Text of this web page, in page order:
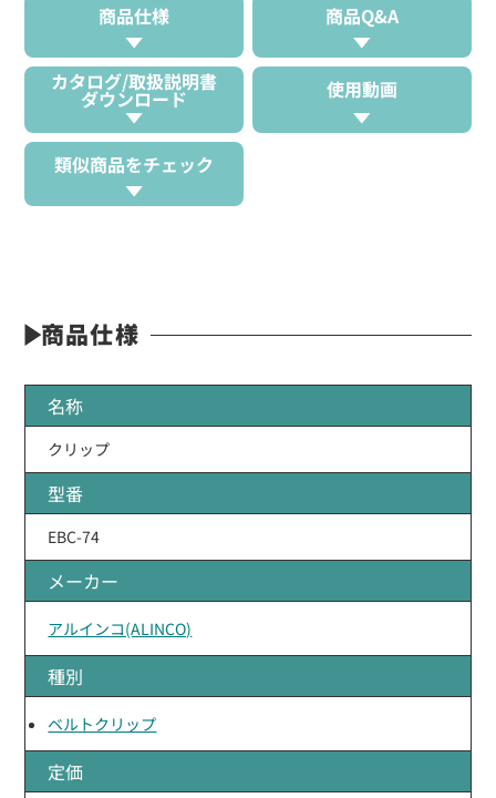
商品仕様 商品Q&A
カタログ/取扱説明書
ダウンロード 使用動画
類似商品をチェック
商品仕様
名称
クリップ
型番
EBC-74
メーカー
アルインコ(ALINCO)
種別
ベルトクリップ
定価